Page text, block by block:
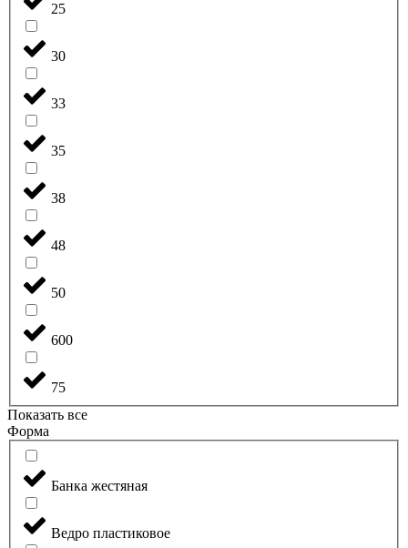
25
30
33
35
38
48
50
600
75
Показать все
Форма
Банка жестяная
Ведро пластиковое